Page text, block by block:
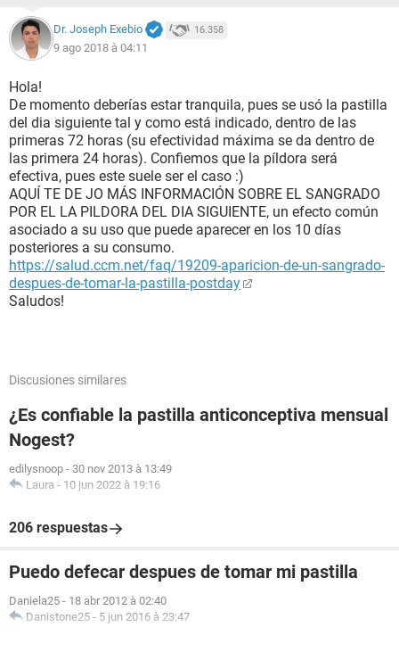
Dr. Joseph Exebio 16.358
9 ago 2018 à 04:11
Hola!
De momento deberías estar tranquila, pues se usó la pastilla
del dia siguiente tal y como está indicado, dentro de las
primeras 72 horas (su efectividad máxima se da dentro de
las primera 24 horas). Confiemos que la píldora será
efectiva, pues este suele ser el caso :)
AQUÍ TE DE JO MÁS INFORMACIÓN SOBRE EL SANGRADO
POR EL LA PILDORA DEL DIA SIGUIENTE, un efecto común
asociado a su uso que puede aparecer en los 10 días
posteriores a su consumo.
https://salud.ccm.net/faq/19209-aparicion-de-un-sangrado-
despues-de-tomar-la-pastilla-postday
Saludos!
Discusiones similares
¿Es confiable la pastilla anticonceptiva mensual
Nogest?
edilysnoop - 30 nov 2013 à 13:49
Laura - 10 jun 2022 à 19:16
206 respuestas
Puedo defecar despues de tomar mi pastilla
Daniela25 - 18 abr 2012 à 02:40
Danistone25 - 5 jun 2016 à 23:47